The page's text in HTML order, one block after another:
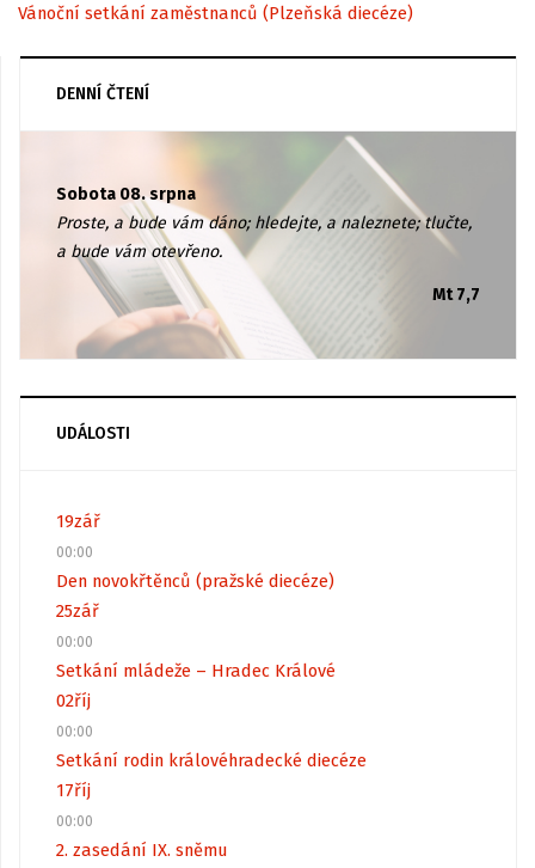
Vánoční setkání zaměstnanců (Plzeňská diecéze)
DENNÍ ČTENÍ
Sobota 08. srpna
Proste, a bude vám dáno; hledejte, a naleznete; tlučte,
a bude vám otevřeno.
Mt 7,7
UDÁLOSTI
19zář
00:00
Den novokřtěnců (pražské diecéze)
25zář
00:00
Setkání mládeže – Hradec Králové
02říj
00:00
Setkání rodin královéhradecké diecéze
17říj
00:00
2. zasedání IX. sněmu